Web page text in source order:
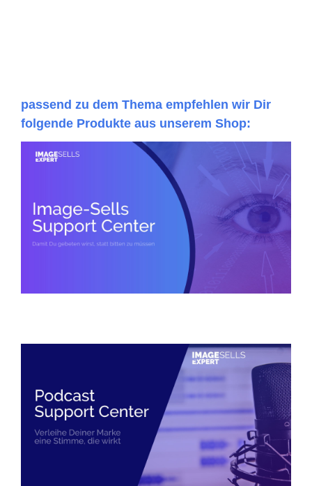
passend zu dem Thema empfehlen wir Dir
folgende Produkte aus unserem Shop: